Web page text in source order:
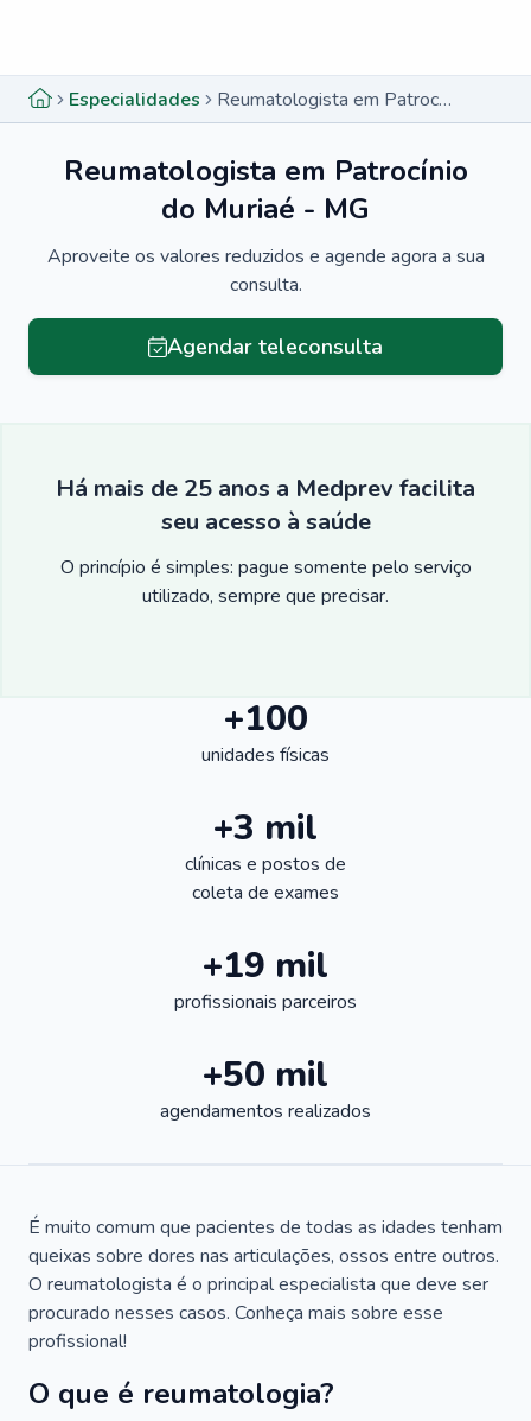
Especialidades Reumatologista em Patrocínio do Muriaé - MG
Reumatologista em Patrocínio
do Muriaé - MG
Aproveite os valores reduzidos e agende agora a sua
consulta.
Agendar teleconsulta
Há mais de 25 anos a Medprev facilita
seu acesso à saúde
O princípio é simples: pague somente pelo serviço
utilizado, sempre que precisar.
+100
unidades físicas
+3 mil
clínicas e postos de
coleta de exames
+19 mil
profissionais parceiros
+50 mil
agendamentos realizados
É muito comum que pacientes de todas as idades tenham
queixas sobre dores nas articulações, ossos entre outros.
O reumatologista é o principal especialista que deve ser
procurado nesses casos. Conheça mais sobre esse
profissional!
O que é reumatologia?